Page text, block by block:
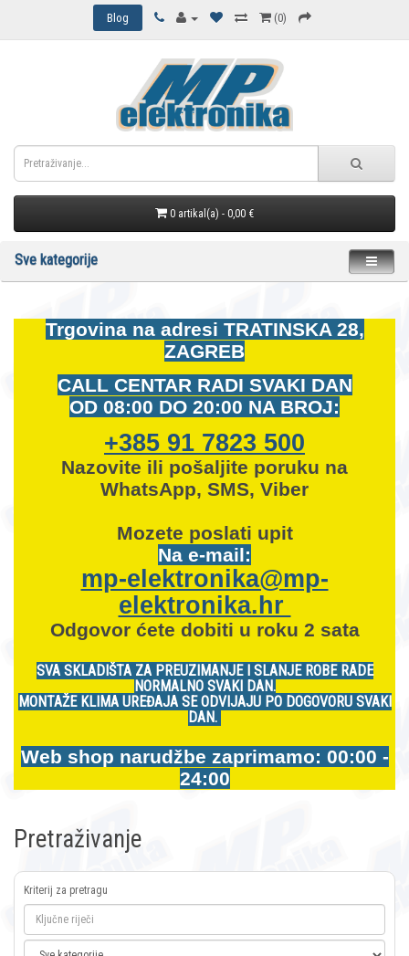
Blog (0)
0 artikal(a) - 0,00 €
Sve kategorije
Trgovina na adresi TRATINSKA 28,
ZAGREB
CALL CENTAR RADI SVAKI DAN
OD 08:00 DO 20:00 NA BROJ:
+385 91 7823 500
Nazovite ili pošaljite poruku na
WhatsApp, SMS, Viber
Mozete poslati upit
Na e-mail:
mp-elektronika@mp-
elektronika.hr
Odgovor ćete dobiti u roku 2 sata
SVA SKLADIŠTA ZA PREUZIMANJE I SLANJE ROBE RADE
NORMALNO SVAKI DAN.
MONTAŽE KLIMA UREĐAJA SE ODVIJAJU PO DOGOVORU SVAKI
DAN.
Web shop narudžbe zaprimamo: 00:00 -
24:00
Pretraživanje
Kriterij za pretragu